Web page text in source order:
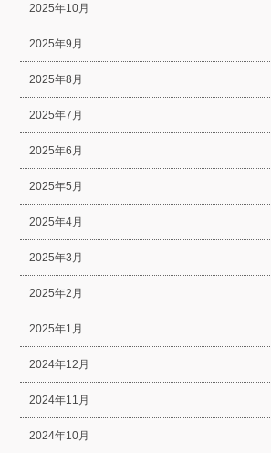
2025年10月
2025年9月
2025年8月
2025年7月
2025年6月
2025年5月
2025年4月
2025年3月
2025年2月
2025年1月
2024年12月
2024年11月
2024年10月